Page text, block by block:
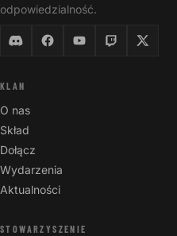
odpowiedzialność.
KLAN
O nas
Skład
Dołącz
Wydarzenia
Aktualności
STOWARZYSZENIE